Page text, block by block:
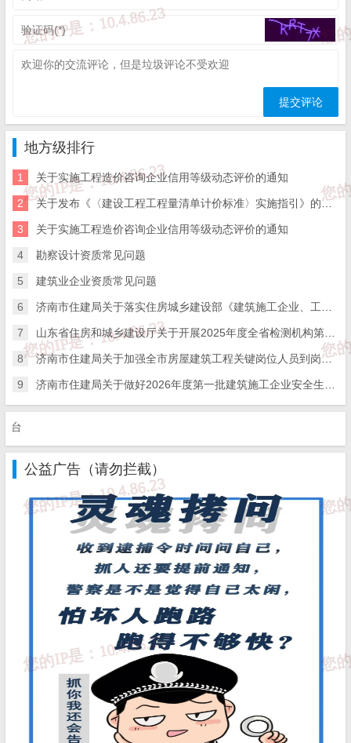
至11:30，参赛选手登录“技能
（三）2023年8月25日前，各市根据预赛成绩确定市代表队人
选，并报送《2023年度山东省数字造价应用（安装工程）技能大赛
用（安装工程）技能大赛决赛选手登记表》（附件3）。
（四）决赛暂定2023年10月中旬，具体时间、地点等另行通
三、奖项设置
（一）个人奖项。决赛设一等奖3名，二等奖6名，三等奖9
名。对其中个人总成绩第1名的选手，依程序向省总工会申报“山东
省五一劳动奖章”。对其中具有一级注册造价工程师执业资格的选
手，同时颁发“2023年度山东省金牌造价师”奖项。
（二）团体奖项。预赛参赛超过10人的企业，按个人成绩前1
0名的总成绩进行全省排名，对前10名企业颁发“预赛团体优胜奖”；
团体赛设一等奖1名，二等奖2名，三等奖3名。
（三）其他奖项。对贡献突出的协办和技术支持单位，颁
“积极贡献奖”；对竞赛组织工作突出、赛风赛纪优良的市级竞赛
组织机构，颁发“优秀组织奖”；对连续参加竞赛并取得优异成绩的
工程造价咨询企业，颁发“优秀造价人才培育基地”奖项。
地方级排行
1 关于实施工程造价咨询企业信用等级动态评价的通知
2 关于发布《〈建设工程工程量清单计价标准〉实施指引》的通知
3 关于实施工程造价咨询企业信用等级动态评价的通知
4 勘察设计资质常见问题
5 建筑业企业资质常见问题
6 济南市住建局关于落实住房城乡建设部《建筑施工企业、工程项目安全生产管理机构设置及安全生产管理人员配备办法》的通知
7 山东省住房和城乡建设厅关于开展2025年度全省检测机构第二次能力验证工作的通知
8 济南市住建局关于加强全市房屋建筑工程关键岗位人员到岗履职数字化监管的通知
9 济南市住建局关于做好2026年度第一批建筑施工企业安全生产管理人员考试报名工作的通知
公益广告（请勿拦截）